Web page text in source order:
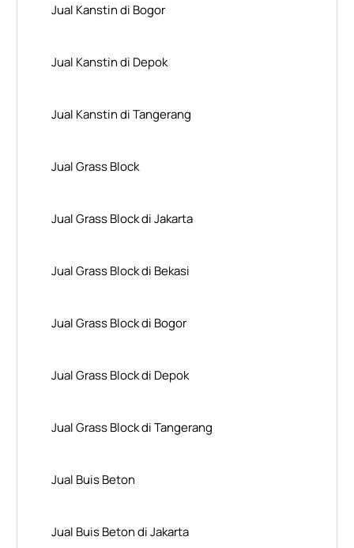
Jual Kanstin di Bogor
Jual Kanstin di Depok
Jual Kanstin di Tangerang
Jual Grass Block
Jual Grass Block di Jakarta
Jual Grass Block di Bekasi
Jual Grass Block di Bogor
Jual Grass Block di Depok
Jual Grass Block di Tangerang
Jual Buis Beton
Jual Buis Beton di Jakarta